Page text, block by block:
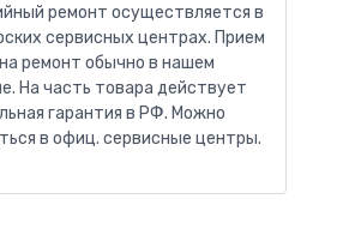
ремонт осуществляется в
сервисных центрах. Прием
ремонт обычно в нашем
На часть товара действует
гарантия в РФ. Можно
в офиц. сервисные центры.